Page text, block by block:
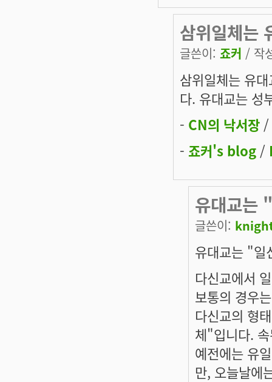
삼위일체는
글쓴이: 죠커 / 작
삼위일체는 유
다. 유대교는 성
- CN의 낙서장 /
- 죠커's blog /
유대교는
글쓴이:
유대교는 "일
다신교에서
보통의 경우
다신교의 형
체"입니다.
예전에는 유
만, 오늘날에